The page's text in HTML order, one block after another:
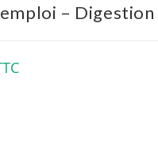
– Digestion